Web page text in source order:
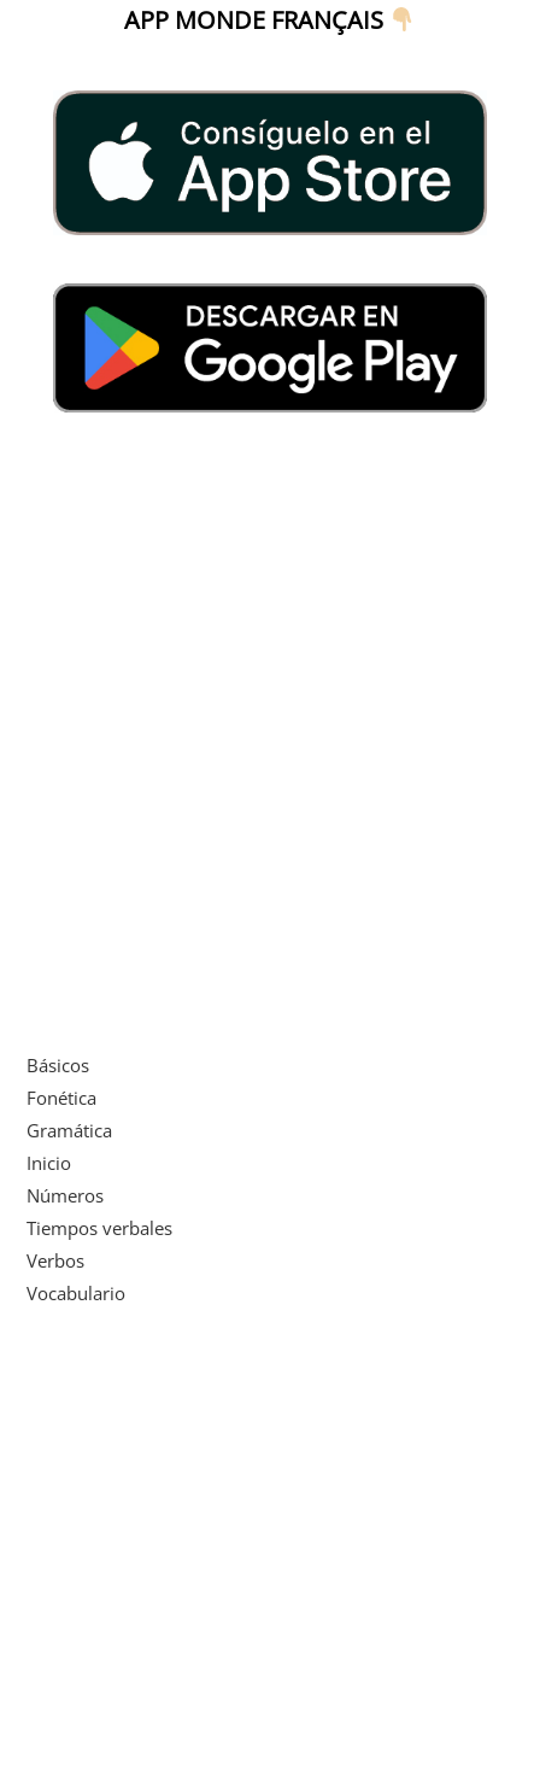
APP MONDE FRANÇAIS
Básicos
Fonética
Gramática
Inicio
Números
Tiempos verbales
Verbos
Vocabulario